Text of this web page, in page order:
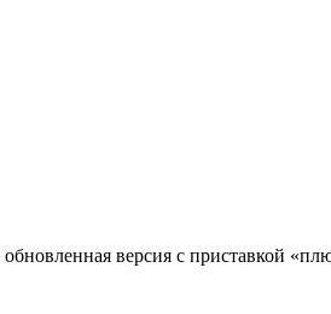
версия с приставкой